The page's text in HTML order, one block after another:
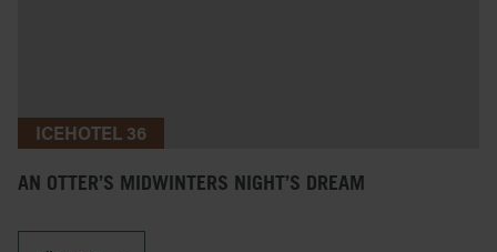
ICEHOTEL 36
AN OTTER’S MIDWINTERS NIGHT’S DREAM